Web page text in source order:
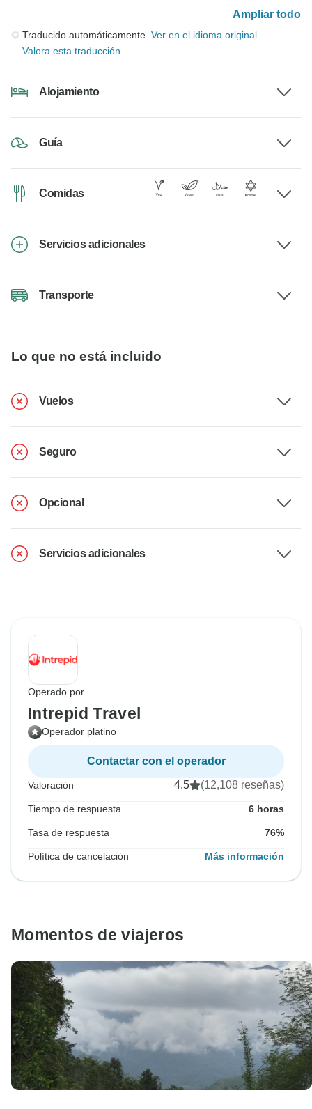
Ampliar todo
Traducido automáticamente. Ver en el idioma original
Valora esta traducción
Alojamiento
Guía
Comidas
Servicios adicionales
Transporte
Lo que no está incluido
Vuelos
Seguro
Opcional
Servicios adicionales
Operado por
Intrepid Travel
Operador platino
Contactar con el operador
Valoración 4.5 (12,108 reseñas)
Tiempo de respuesta 6 horas
Tasa de respuesta 76%
Política de cancelación Más información
Momentos de viajeros